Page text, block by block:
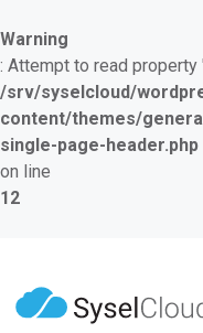
Warning
: Attempt to read property
/srv/syselcloud/
content/themes/
single-page-header.php
on line
12